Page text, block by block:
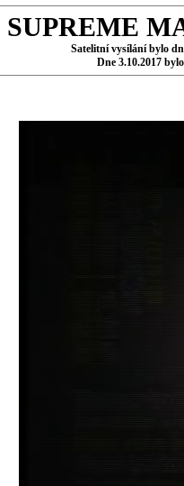
SUPREME
Satelitní vysílání bylo
Dne 3.10.2017